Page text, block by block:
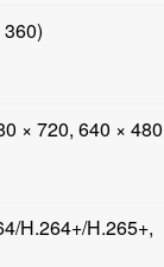
× 720, 640 ×
H.264+/H.265+,